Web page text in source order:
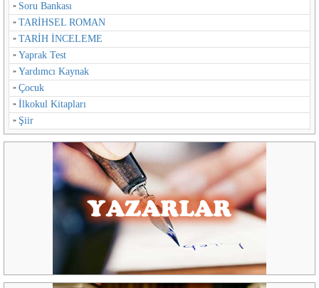
Demos Yayınları
Dergah Yayınları
Derin Yayınları
Derman Yayınları
Destek Yayınları
DOĞAN EGMONT
Doğan ve Egmont Yayıncılık
Soru Bankası
TARİHSEL ROMAN
TARİH İNCELEME
Yaprak Test
Yardımcı Kaynak
Çocuk
İlkokul Kitapları
Şiir